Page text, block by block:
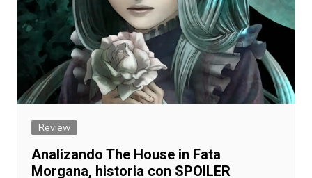
Review
Analizando The House in Fata
Morgana, historia con SPOILER